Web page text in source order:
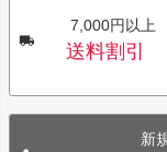
7,000円以上
送料割引
新